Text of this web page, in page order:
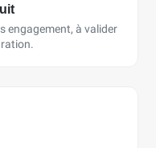
engagement, à valider